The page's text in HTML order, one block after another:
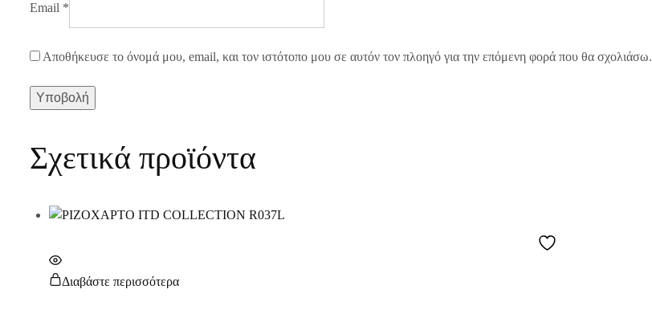
Email *
Αποθήκευσε το όνομά μου, email, και τον ιστότοπο μου σε αυτόν τον πλοηγό για την επόμενη φορά που θα σχολιάσω.
Σχετικά προϊόντα
Διαβάστε περισσότερα